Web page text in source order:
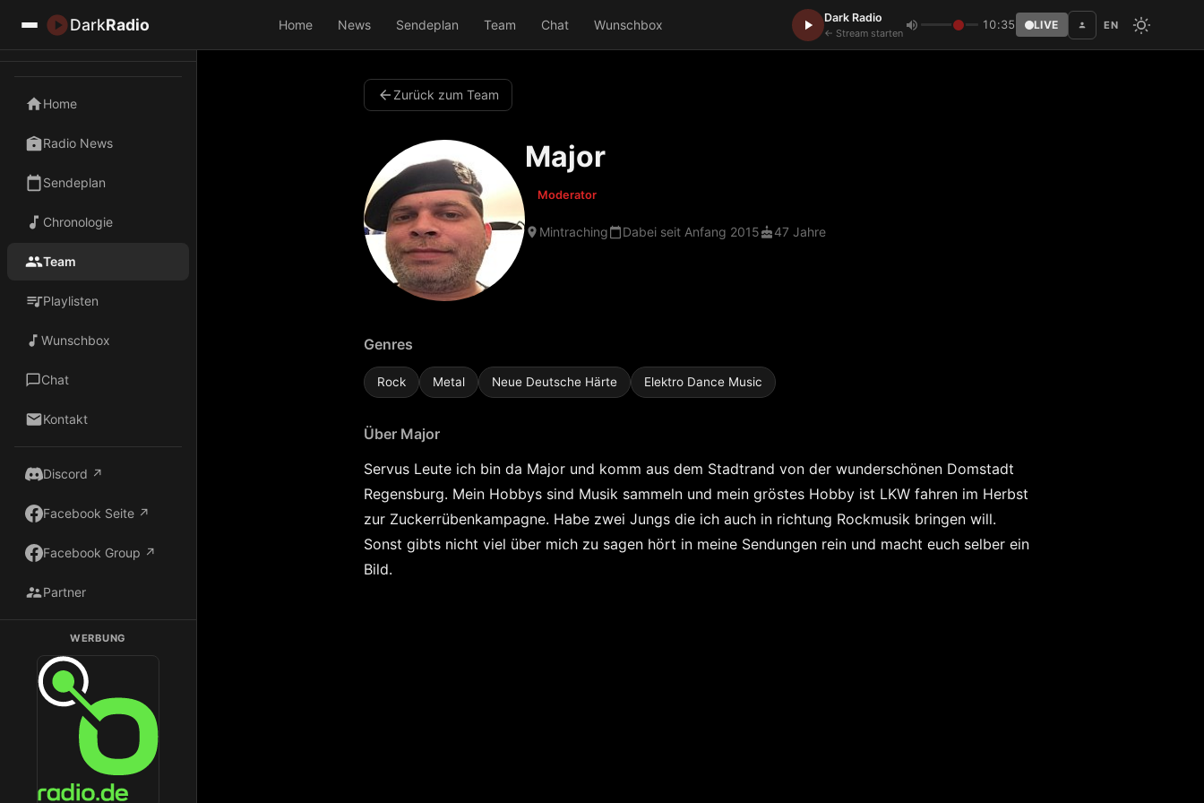
DarkRadio Home News Sendeplan Team Chat Wunschbox Dark Radio
← Stream starten
10:35 LIVE EN
Home
Radio News
Sendeplan
Chronologie
Team
Playlisten
Wunschbox
Chat
Kontakt
Discord ↗
Facebook Seite ↗
Facebook Group ↗
Partner
WERBUNG
Dark Radio auf Radio.de hören
Zurück zum Team
Major
Moderator
Mintraching Dabei seit Anfang 2015 47 Jahre
Genres
Rock Metal Neue Deutsche Härte Elektro Dance Music
Über Major
Servus Leute ich bin da Major und komm aus dem Stadtrand von der wunderschönen Domstadt
Regensburg. Mein Hobbys sind Musik sammeln und mein gröstes Hobby ist LKW fahren im Herbst
zur Zuckerrübenkampagne. Habe zwei Jungs die ich auch in richtung Rockmusik bringen will.
Sonst gibts nicht viel über mich zu sagen hört in meine Sendungen rein und macht euch selber ein
Bild.